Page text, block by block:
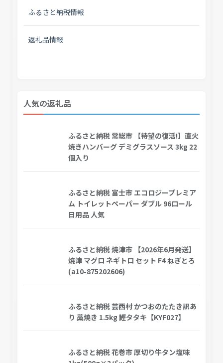
ふるさと納税情報
返礼品情報
人気の返礼品
ふるさと納税 常総市 【待望の復活!】直火
焼きハンバーグ デミグラスソース 3kg 22
個入り
ふるさと納税 富士市 エコロジープレミア
ム トイレットペーパー ダブル 96ロール
日用品 人気
ふるさと納税 焼津市 【2026年6月発送】
焼津 マグロ ネギトロ セット F4 ねぎとろ
(a10-875202606)
ふるさと納税 芸西村 かつおのたたき訳あ
り 藁焼き 1.5kg 鰹タタキ【KYF027】
ふるさと納税 花巻市 厚切り牛タン塩味